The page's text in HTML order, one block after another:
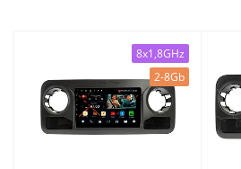
8x1,8GHz
2-8Gb